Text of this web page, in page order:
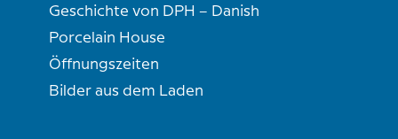
Geschichte von DPH – Danish
Porcelain House
Öffnungszeiten
Bilder aus dem Laden